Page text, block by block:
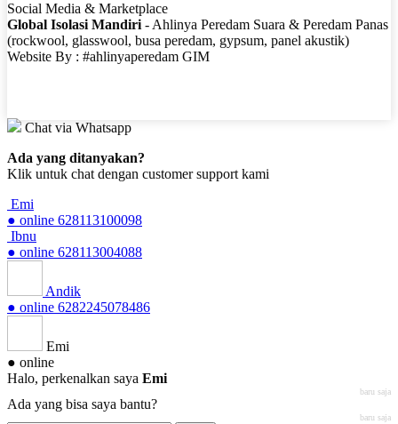
Social Media & Marketplace
Global Isolasi Mandiri - Ahlinya Peredam Suara & Peredam Panas
(rockwool, glasswool, busa peredam, gypsum, panel akustik)
Website By : #ahlinyaperedam GIM
Chat via Whatsapp
Ada yang ditanyakan?
Klik untuk chat dengan customer support kami
Emi
● online 628113100098
Ibnu
● online 628113004088
Andik
● online 6282245078486
Emi
● online
Halo, perkenalkan saya Emi
baru saja
Ada yang bisa saya bantu?
baru saja